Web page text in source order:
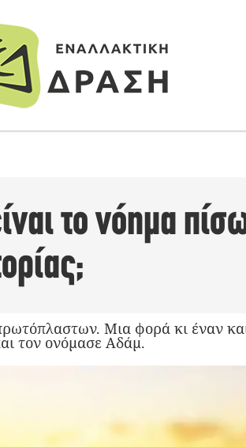
το νόημα
Μια φορά κι έναν
τον ονόμασε Αδάμ.